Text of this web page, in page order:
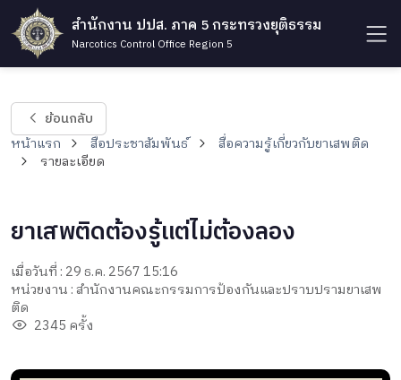
สำนักงาน ปปส. ภาค 5 กระทรวงยุติธรรม
Narcotics Control Office Region 5
ย้อนกลับ
หน้าแรก สื่อประชาสัมพันธ์
สื่อความรู้เกี่ยวกับยาเสพติด
รายละเอียด
ยาเสพติดต้องรู้แต่ไม่ต้องลอง
เมื่อวันที่ : 29 ธ.ค. 2567 15:16
หน่วยงาน : สำนักงานคณะกรรมการป้องกันและปราบปรามยาเสพ
ติด
2345 ครั้ง